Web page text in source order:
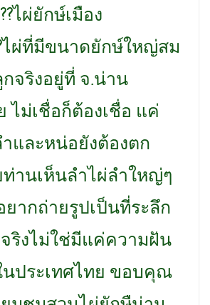
ไผ่ยักษ์เมือง
ไผ่ที่มีขนาดยักษ์ใหญ่สม
จริงอยู่ที่ จ.น่าน
ไม่เชื่อก็ต้องเชื่อ แค่
และหน่อยังต้องตก
านเห็นลำไผ่ลำใหญ่ๆ
ากถ่ายรูปเป็นที่ระลึก
ริงไม่ใช่มีแค่ความฝัน
ประเทศไทย ขอบคุณ